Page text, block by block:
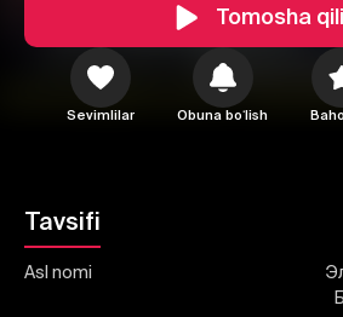
Tomosha
Sevimlilar Obuna boʻlish
Tavsifi
Asl nomi
1
Yuborish
Bekor qilish